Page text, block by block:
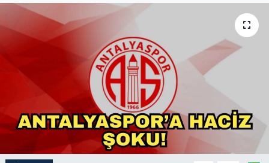
Görüntülü Haber
Kültür & Sanat
Magazin
Resmi İlan
Haber Arşivi